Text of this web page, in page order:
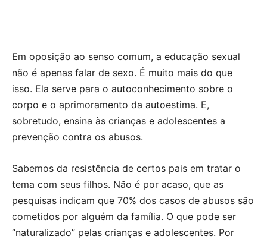
Em oposição ao senso comum, a educação sexual
não é apenas falar de sexo. É muito mais do que
isso. Ela serve para o autoconhecimento sobre o
corpo e o aprimoramento da autoestima. E,
sobretudo, ensina às crianças e adolescentes a
prevenção contra os abusos.
Sabemos da resistência de certos pais em tratar o
tema com seus filhos. Não é por acaso, que as
pesquisas indicam que 70% dos casos de abusos são
cometidos por alguém da família. O que pode ser
“naturalizado” pelas crianças e adolescentes. Por